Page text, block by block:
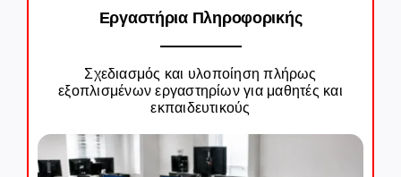
Εργαστήρια Πληροφορικής
Σχεδιασμός και υλοποίηση πλήρως
εξοπλισμένων εργαστηρίων για μαθητές και
εκπαιδευτικούς